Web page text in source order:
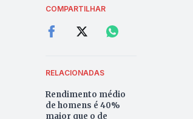
COMPARTILHAR
RELACIONADAS
Rendimento médio
de homens é 40%
maior que o de